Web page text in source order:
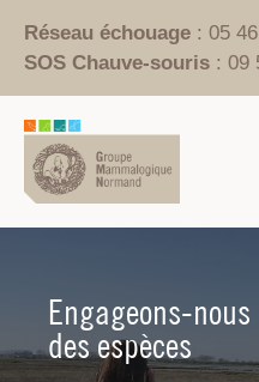
contenu
Réseau échouage : 05
SOS Chauve-souris : 09
Protégeons
en Normandie
Engageons-
des espèces
Rejoignez notre
conservation